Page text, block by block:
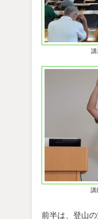
講
講
前半は、登山